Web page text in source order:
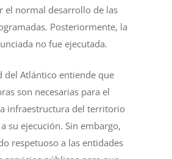
el normal desarrollo de las
Posteriormente, la
no fue ejecutada.
del Atlántico entiende que
son necesarias para el
infraestructura del territorio
su ejecución. Sin embargo,
respetuoso a las entidades